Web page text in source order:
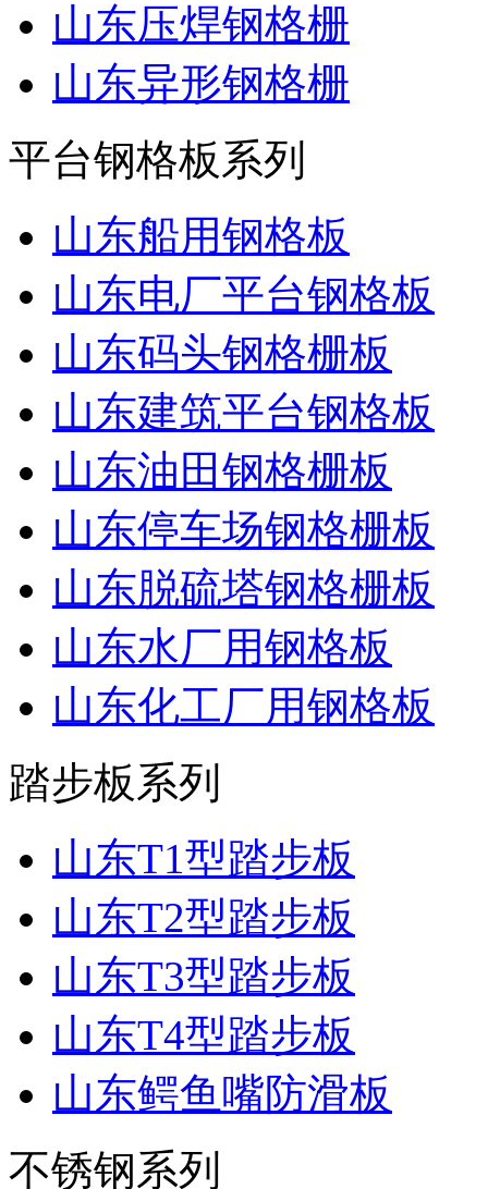
山东压焊钢格栅
山东异形钢格栅
平台钢格板系列
山东船用钢格板
山东电厂平台钢格板
山东码头钢格栅板
山东建筑平台钢格板
山东油田钢格栅板
山东停车场钢格栅板
山东脱硫塔钢格栅板
山东水厂用钢格板
山东化工厂用钢格板
踏步板系列
山东T1型踏步板
山东T2型踏步板
山东T3型踏步板
山东T4型踏步板
山东鳄鱼嘴防滑板
不锈钢系列